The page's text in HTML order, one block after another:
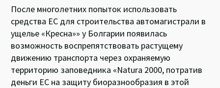
После многолетних попыток использовать
средства ЕС для строительства автомагистрали в
ущелье «Кресна»» у Болгарии появилась
возможность воспрепятствовать растущему
движению транспорта через охраняемую
территорию заповедника «Natura 2000, потратив
деньги ЕС на защиту биоразнообразия в этой